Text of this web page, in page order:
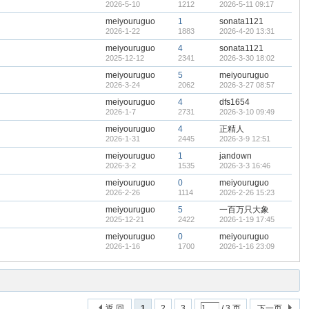
2026-5-10 1212 2026-5-11 09:17
meiyouruguo
2026-1-22
1
1883
sonata1121
2026-4-20 13:31
meiyouruguo
2025-12-12
4
2341
sonata1121
2026-3-30 18:02
meiyouruguo
2026-3-24
5
2062
meiyouruguo
2026-3-27 08:57
meiyouruguo
2026-1-7
4
2731
dfs1654
2026-3-10 09:49
meiyouruguo
2026-1-31
4
2445
正精人
2026-3-9 12:51
meiyouruguo
2026-3-2
1
1535
jandown
2026-3-3 16:46
meiyouruguo
2026-2-26
0
1114
meiyouruguo
2026-2-26 15:23
meiyouruguo
2025-12-21
5
2422
一百万只大象
2026-1-19 17:45
meiyouruguo
2026-1-16
0
1700
meiyouruguo
2026-1-16 23:09